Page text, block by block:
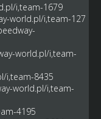
i,team-1679
world.pl/i,team-127
world.pl/i,team-
i,team-8435
world.pl/i,team-
4195